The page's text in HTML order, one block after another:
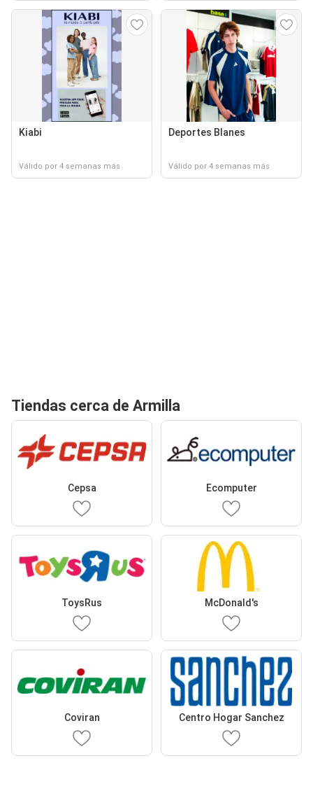
Kiabi
Válido por 4 semanas más
Deportes Blanes
Válido por 4 semanas más
Tiendas cerca de Armilla
Cepsa Ecomputer
ToysRus McDonald's
Coviran Centro Hogar Sanchez